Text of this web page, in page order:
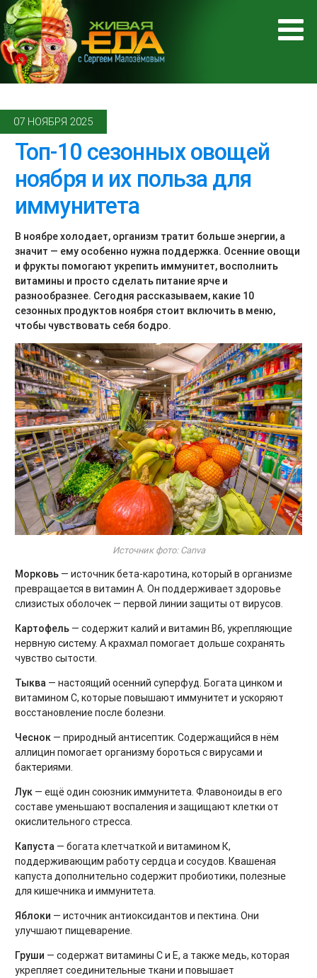
07 НОЯБРЯ 2025
Топ-10 сезонных овощей
ноября и их польза для
иммунитета
В ноябре холодает, организм тратит больше энергии, а
значит — ему особенно нужна поддержка. Осенние овощи
и фрукты помогают укрепить иммунитет, восполнить
витамины и просто сделать питание ярче и
разнообразнее. Сегодня рассказываем, какие 10
сезонных продуктов ноября стоит включить в меню,
чтобы чувствовать себя бодро.
Источник фото: Canva
Морковь — источник бета-каротина, который в организме
превращается в витамин А. Он поддерживает здоровье
слизистых оболочек — первой линии защиты от вирусов.
Картофель — содержит калий и витамин B6, укрепляющие
нервную систему. А крахмал помогает дольше сохранять
чувство сытости.
Тыква — настоящий осенний суперфуд. Богата цинком и
витамином С, которые повышают иммунитет и ускоряют
восстановление после болезни.
Чеснок — природный антисептик. Содержащийся в нём
аллицин помогает организму бороться с вирусами и
бактериями.
Лук — ещё один союзник иммунитета. Флавоноиды в его
составе уменьшают воспаления и защищают клетки от
окислительного стресса.
Капуста — богата клетчаткой и витамином К,
поддерживающим работу сердца и сосудов. Квашеная
капуста дополнительно содержит пробиотики, полезные
для кишечника и иммунитета.
Яблоки — источник антиоксидантов и пектина. Они
улучшают пищеварение.
Груши — содержат витамины C и E, а также медь, которая
укрепляет соединительные ткани и повышает